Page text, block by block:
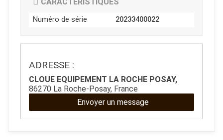
ESPACES VERTS
Numéro de série 20233400022
Envoyer un message
ADRESSE :
CLOUE EQUIPEMENT LA ROCHE POSAY,
86270 La Roche-Posay, France